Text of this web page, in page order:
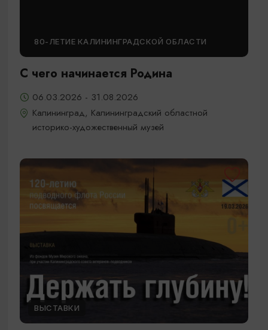
80-ЛЕТИЕ КАЛИНИНГРАДСКОЙ ОБЛАСТИ
С чего начинается Родина
06.03.2026 - 31.08.2026
Калининград, Калининградский областной
историко-художественный музей
ВЫСТАВКИ